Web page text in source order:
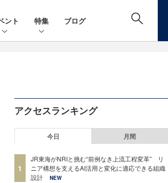
ント 特集 ブログ
アクセスランキング
今日 月間
1
JR東海がNRIと挑む“前例なき上流工程変革” リ
ニア構想を支えるAI活用と変化に適応できる組織
設計
NEW